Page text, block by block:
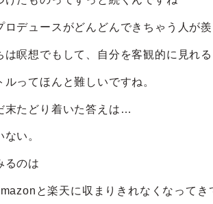
ロデュースがどんどんできちゃう人が羨
は瞑想でもして、自分を客観的に見れ
ルってほんと難しいですね。
末たどり着いた答えは…
い。
るのは
と楽天に収まりきれなくなって